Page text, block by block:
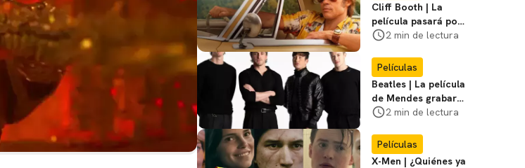
Cliff Booth | La
película pasará por
nuevas filmaciones
2 min de lectura
Películas
Beatles | La película
de Mendes grabará
escenas en la
2 min de lectura
Películas
X-Men | ¿Quiénes ya